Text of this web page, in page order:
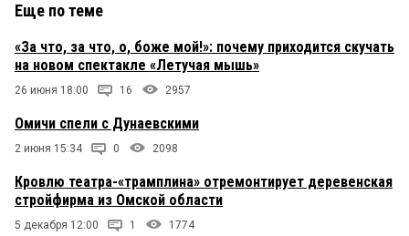
Еще по теме
«За что, за что, о, боже мой!»: почему приходится скучать
на новом спектакле «Летучая мышь»
26 июня 18:00 16 2957
Омичи спели с Дунаевскими
2 июня 15:34 0 2098
Кровлю театра-«трамплина» отремонтирует деревенская
стройфирма из Омской области
5 декабря 12:00 1 1774